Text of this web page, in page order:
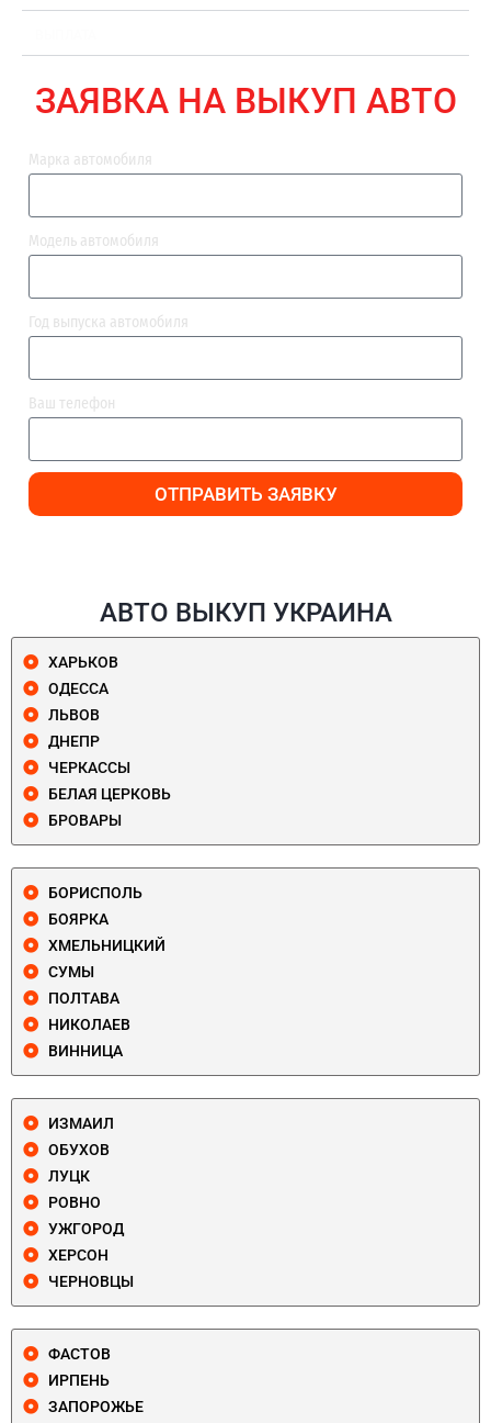
ЗАЯВКА НА ВЫКУП АВТО
Марка автомобиля
Модель автомобиля
Год выпуска автомобиля
Ваш телефон
ОТПРАВИТЬ ЗАЯВКУ
АВТО ВЫКУП УКРАИНА
ХАРЬКОВ
ОДЕССА
ЛЬВОВ
ДНЕПР
ЧЕРКАССЫ
БЕЛАЯ ЦЕРКОВЬ
БРОВАРЫ
БОРИСПОЛЬ
БОЯРКА
ХМЕЛЬНИЦКИЙ
СУМЫ
ПОЛТАВА
НИКОЛАЕВ
ВИННИЦА
ИЗМАИЛ
ОБУХОВ
ЛУЦК
РОВНО
УЖГОРОД
ХЕРСОН
ЧЕРНОВЦЫ
ФАСТОВ
ИРПЕНЬ
ЗАПОРОЖЬЕ